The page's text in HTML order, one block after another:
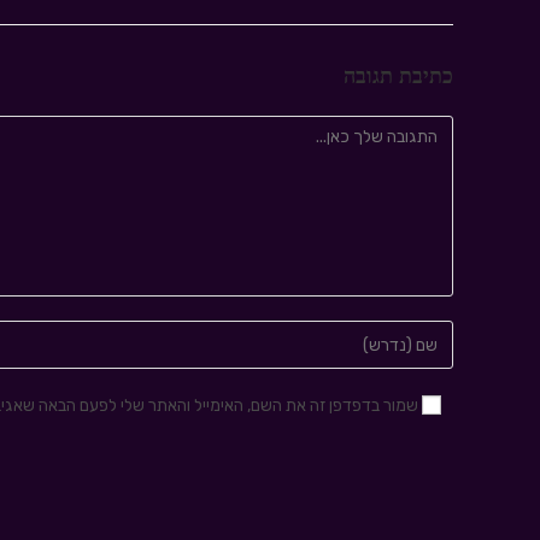
כתיבת תגובה
שמור בדפדפן זה את השם, האימייל והאתר שלי לפעם הבאה